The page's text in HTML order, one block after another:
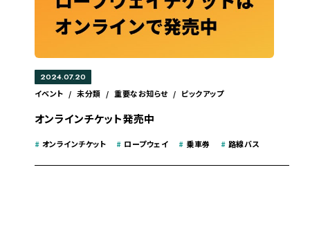
2024.07.20
イベント / 未分類 / 重要なお知らせ / ピックアップ
オンラインチケット発売中
# オンラインチケット # ロープウェイ # 乗車券 # 路線バス